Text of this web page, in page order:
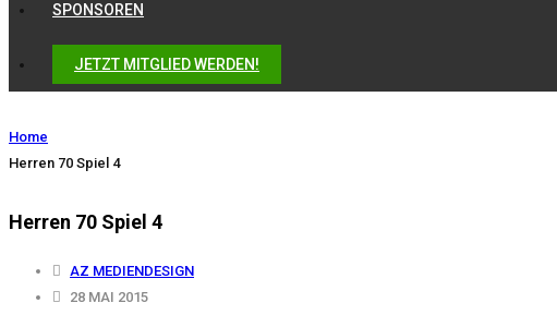
SPONSOREN
JETZT MITGLIED WERDEN!
Home
Herren 70 Spiel 4
Herren 70 Spiel 4
AZ MEDIENDESIGN
28 MAI 2015